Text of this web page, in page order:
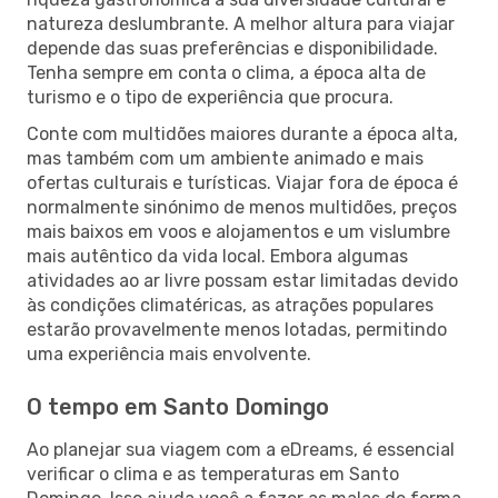
natureza deslumbrante. A melhor altura para viajar
depende das suas preferências e disponibilidade.
Tenha sempre em conta o clima, a época alta de
turismo e o tipo de experiência que procura.
Conte com multidões maiores durante a época alta,
mas também com um ambiente animado e mais
ofertas culturais e turísticas. Viajar fora de época é
normalmente sinónimo de menos multidões, preços
mais baixos em voos e alojamentos e um vislumbre
mais autêntico da vida local. Embora algumas
atividades ao ar livre possam estar limitadas devido
às condições climatéricas, as atrações populares
estarão provavelmente menos lotadas, permitindo
uma experiência mais envolvente.
O tempo em Santo Domingo
Ao planejar sua viagem com a eDreams, é essencial
verificar o clima e as temperaturas em Santo